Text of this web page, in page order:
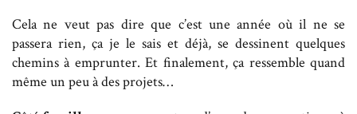
Cela ne veut pas dire que c’est une année où il ne se
passera rien, ça je le sais et déjà, se dessinent quelques
chemins à emprunter. Et finalement, ça ressemble quand
même un peu à des projets…